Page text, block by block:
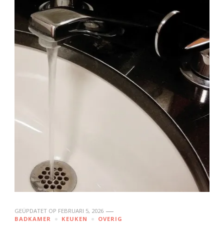
GEÜPDATET OP FEBRUARI 5, 2026
BADKAMER
KEUKEN OVERIG